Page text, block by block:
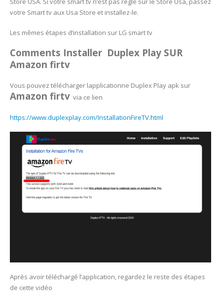
votre Smart tv aux Usa Store et installez-le.
Les mêmes étapes d’installation sur LG smart tv
Comments Installer Duplex Play SUR
Amazon firtv
Vous pouvez télécharger lapplicationne Duplex Play apk sur
Amazon firtv via ce lien
https://www.duplexplay.com/InstallationFireTV.html
Après avoir téléchargé l’application, regardez le reste des étapes
de cette vidéo